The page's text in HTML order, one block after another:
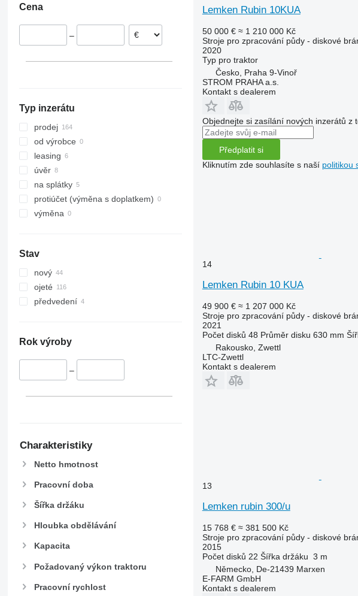
VariDiamant 7
VariDiamant 9
VariOpal 7
VariOpal 8
VariTansanit
VariTansanit 8
VariTitan
Polsko
Estonsko
Cena
–
Typ inzerátu
prodej
od výrobce
leasing
úvěr
na splátky
protiúčet (výměna s doplatkem)
výměna
Stav
nový
ojeté
předvedení
Rok výroby
–
Charakteristiky
Netto hmotnost
Pracovní doba
Šířka držáku
Hloubka obdělávání
Kapacita
Požadovaný výkon traktoru
Pracovní rychlost
Lemken Rubin 10KUA
50 000 € ≈ 1 210 000 Kč
Stroje pro zpracování půdy - diskové
2020
Typ pro traktor
Česko, Praha 9-Vinoř
STROM PRAHA a.s.
Kontakt s dealerem
Objednejte si zasílání nových inzerátů z
Předplatit si
Kliknutím zde souhlasíte s naší politikou
14
Lemken Rubin 10 KUA
49 900 € ≈ 1 207 000 Kč
Stroje pro zpracování půdy - diskové
2021
Počet disků 48 Průměr disku 630 mm
Rakousko, Zwettl
LTC-Zwettl
Kontakt s dealerem
13
Lemken rubin 300/u
15 768 € ≈ 381 500 Kč
Stroje pro zpracování půdy - diskové
2015
Počet disků 22 Šířka držáku 3 m
Německo, De-21439 Marxen
E-FARM GmbH
Kontakt s dealerem